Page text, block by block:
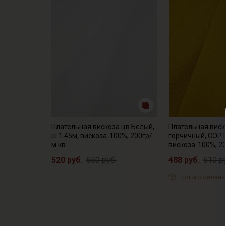
Плательная вискоза цв.Белый,
ш.1.45м, вискоза-100%, 200гр/
м.кв
520 руб. 650 руб.
Плательная
горчичный,
вискоза-100%,
488 руб. 610
Только онлайн-